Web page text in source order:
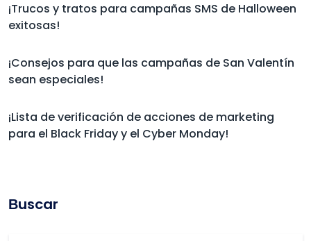
¡Trucos y tratos para campañas SMS de Halloween
exitosas!
¡Consejos para que las campañas de San Valentín
sean especiales!
¡Lista de verificación de acciones de marketing
para el Black Friday y el Cyber Monday!
Βuscar